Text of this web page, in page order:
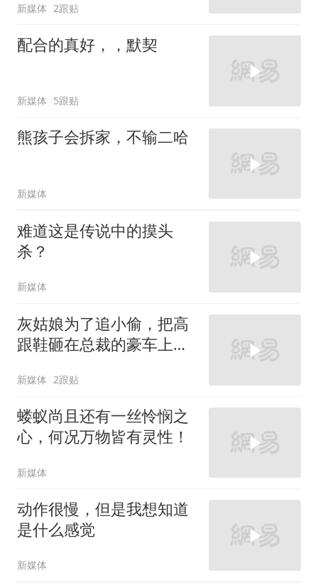
新媒体 2跟贴
配合的真好，，默契
新媒体 5跟贴
熊孩子会拆家，不输二哈
新媒体
难道这是传说中的摸头
杀？
新媒体
灰姑娘为了追小偷，把高
跟鞋砸在总裁的豪车上，
新媒体 2跟贴
蝼蚁尚且还有一丝怜悯之
心，何况万物皆有灵性！
新媒体
动作很慢，但是我想知道
是什么感觉
新媒体